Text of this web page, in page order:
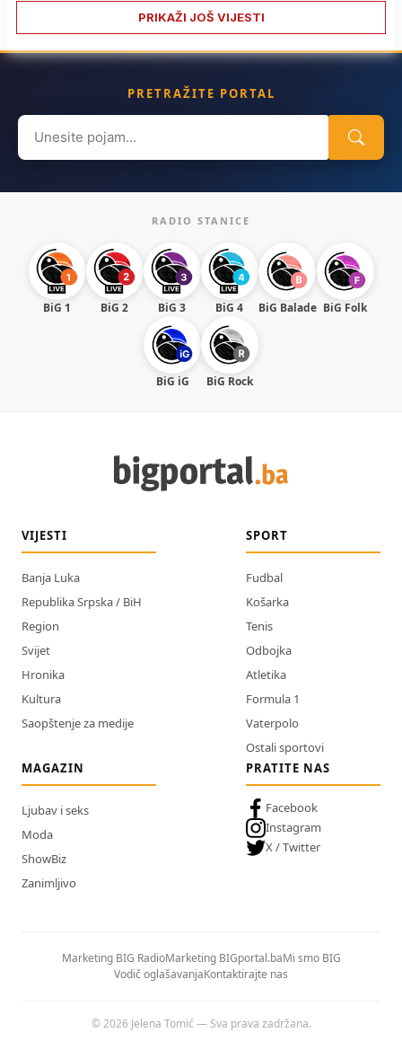
PRIKAŽI JOŠ VIJESTI
PRETRAŽITE PORTAL
Search
for:
RADIO STANICE
BiG 1 BiG 2 BiG 3 BiG 4 BiG Balade BiG Folk
BiG iG BiG Rock
VIJESTI
Banja Luka
Republika Srpska / BiH
Region
Svijet
Hronika
Kultura
Saopštenje za medije
SPORT
Fudbal
Košarka
Tenis
Odbojka
Atletika
Formula 1
Vaterpolo
Ostali sportovi
MAGAZIN
Ljubav i seks
Moda
ShowBiz
Zanimljivo
PRATITE NAS
Facebook
Instagram
X / Twitter
Marketing BIG RadioMarketing BIGportal.baMi smo BIG
Vodič oglašavanjaKontaktirajte nas
© 2026 Jelena Tomić — Sva prava zadržana.